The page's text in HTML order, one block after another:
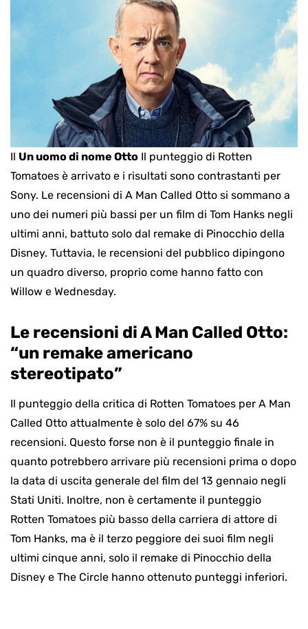
Il Un uomo di nome Otto Il punteggio di Rotten
Tomatoes è arrivato e i risultati sono contrastanti per
Sony. Le recensioni di A Man Called Otto si sommano a
uno dei numeri più bassi per un film di Tom Hanks negli
ultimi anni, battuto solo dal remake di Pinocchio della
Disney. Tuttavia, le recensioni del pubblico dipingono
un quadro diverso, proprio come hanno fatto con
Willow e Wednesday.
Le recensioni di A Man Called Otto:
“un remake americano
stereotipato”
Il punteggio della critica di Rotten Tomatoes per A Man
Called Otto attualmente è solo del 67% su 46
recensioni. Questo forse non è il punteggio finale in
quanto potrebbero arrivare più recensioni prima o dopo
la data di uscita generale del film del 13 gennaio negli
Stati Uniti. Inoltre, non è certamente il punteggio
Rotten Tomatoes più basso della carriera di attore di
Tom Hanks, ma è il terzo peggiore dei suoi film negli
ultimi cinque anni, solo il remake di Pinocchio della
Disney e The Circle hanno ottenuto punteggi inferiori.